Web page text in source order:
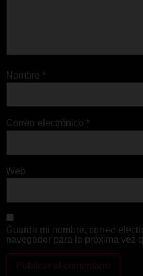
Nombre *
Correo electrónico *
Web
Guarda mi nombre, correo
navegador para la próxima vez